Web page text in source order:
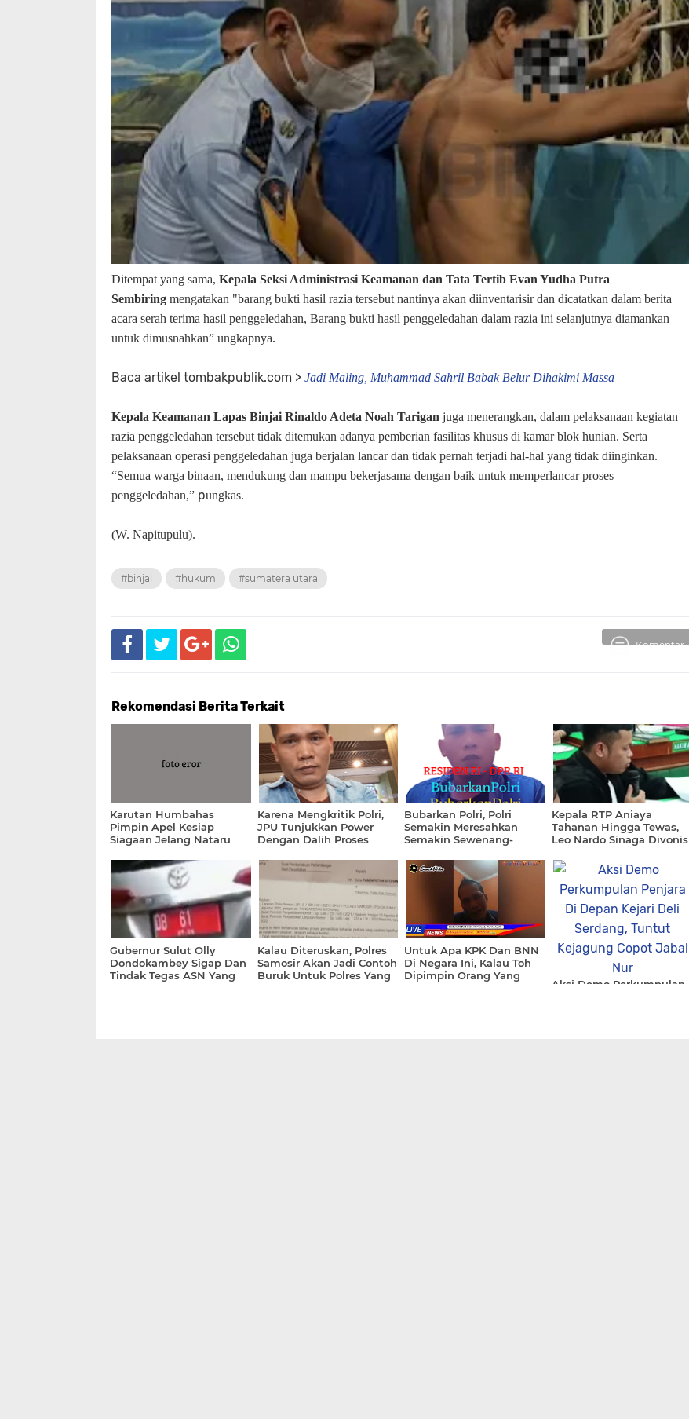
Ditempat yang sama, Kepala Seksi Administrasi Keamanan dan Tata Tertib Evan Yudha Putra
Sembiring mengatakan "barang bukti hasil razia tersebut nantinya akan diinventarisir dan dicatatkan dalam berita
acara serah terima hasil penggeledahan, Barang bukti hasil penggeledahan dalam razia ini selanjutnya diamankan
untuk dimusnahkan” ungkapnya.
Baca artikel tombakpublik.com > Jadi Maling, Muhammad Sahril Babak Belur Dihakimi Massa
Kepala Keamanan Lapas Binjai Rinaldo Adeta Noah Tarigan juga menerangkan, dalam pelaksanaan kegiatan
razia penggeledahan tersebut tidak ditemukan adanya pemberian fasilitas khusus di kamar blok hunian. Serta
pelaksanaan operasi penggeledahan juga berjalan lancar dan tidak pernah terjadi hal-hal yang tidak diinginkan.
“Semua warga binaan, mendukung dan mampu bekerjasama dengan baik untuk memperlancar proses
penggeledahan,” pungkas.
(W. Napitupulu).
#binjai #hukum #sumatera utara
Komentar
Rekomendasi Berita Terkait
Karutan Humbahas
Pimpin Apel Kesiap
Siagaan Jelang Nataru
Karena Mengkritik Polri,
JPU Tunjukkan Power
Dengan Dalih Proses
Banding Namun Hasil
Dari Pengadilan Tinggi
Medan Tetap, Juga JPU
Masih Kurang Puas Dan
Berlanjut Mengajukan
Kasasi
Bubarkan Polri, Polri
Semakin Meresahkan
Semakin Sewenang-
Kepala RTP Aniaya
Tahanan Hingga Tewas,
Leo Nardo Sinaga Divonis
Gubernur Sulut Olly
Dondokambey Sigap Dan
Tindak Tegas ASN Yang
Kalau Diteruskan, Polres
Samosir Akan Jadi Contoh
Buruk Untuk Polres Yang
Untuk Apa KPK Dan BNN
Di Negara Ini, Kalau Toh
Dipimpin Orang Yang
Aksi Demo Perkumpulan